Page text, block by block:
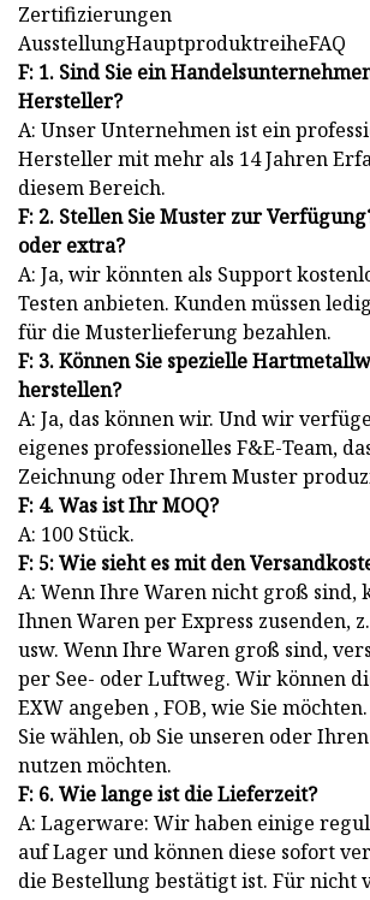
Zertifizierungen
AusstellungHauptproduktreiheFAQ
F: 1. Sind Sie ein
Hersteller?
A: Unser Unternehmen ist ein
Hersteller mit mehr als 14 Jahren
diesem Bereich.
F: 2. Stellen Sie Muster zur
oder extra?
A: Ja, wir könnten als Support
Testen anbieten. Kunden müssen
für die Musterlieferung bezahlen.
F: 3. Können Sie spezielle
herstellen?
A: Ja, das können wir. Und wir
eigenes professionelles F&E-Team,
Zeichnung oder Ihrem Muster
F: 4. Was ist Ihr MOQ?
A: 100 Stück.
F: 5: Wie sieht es mit den
A: Wenn Ihre Waren nicht groß sind,
Ihnen Waren per Express zusenden, z.
usw. Wenn Ihre Waren groß sind,
per See- oder Luftweg. Wir können
EXW angeben , FOB, wie Sie
Sie wählen, ob Sie unseren oder
nutzen möchten.
F: 6. Wie lange ist die Lieferzeit?
A: Lagerware: Wir haben einige
auf Lager und können diese sofort
die Bestellung bestätigt ist. Für nicht